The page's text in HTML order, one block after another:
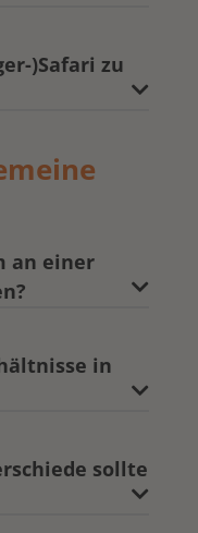
)Safari zu
an einer
in
sollte